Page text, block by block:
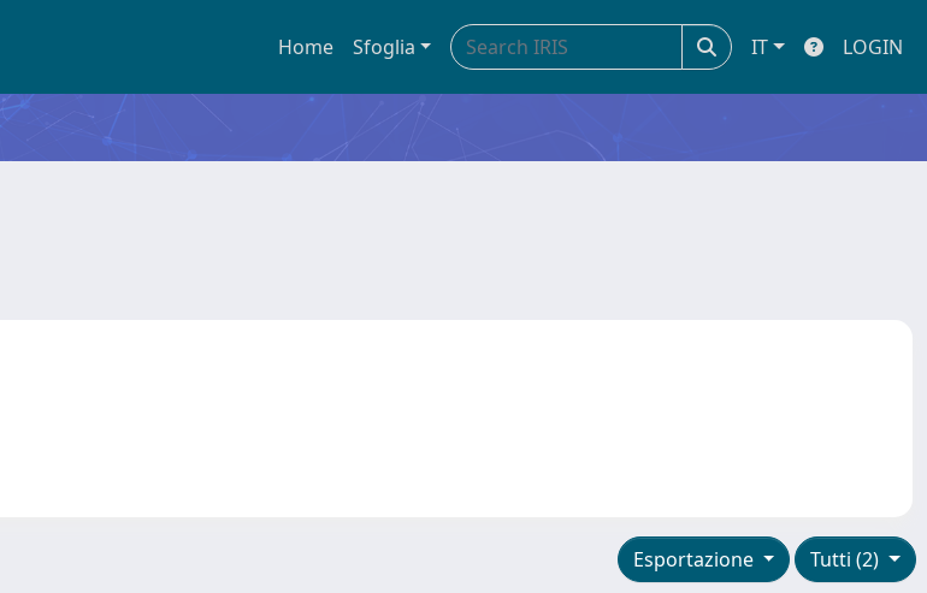
Home Sfoglia IT LOGIN
Tutti (2)
Esportazione